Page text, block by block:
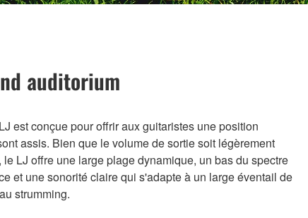
auditorium
est conçue pour offrir aux guitaristes une position
assis. Bien que le volume de sortie soit légèrement
LJ offre une large plage dynamique, un bas du spectre
et une sonorité claire qui s'adapte à un large éventail de
strumming.